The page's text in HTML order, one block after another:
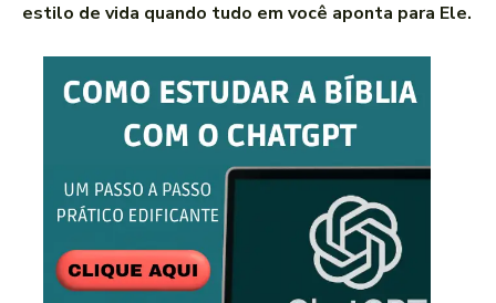
estilo de vida quando tudo em você aponta para Ele.